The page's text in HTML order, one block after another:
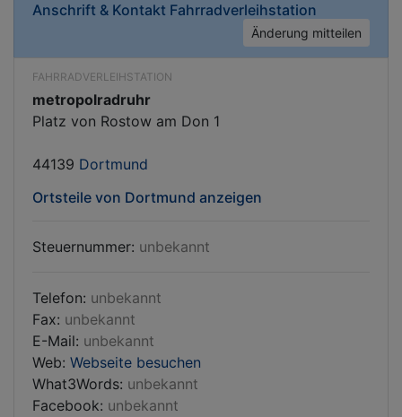
Anschrift & Kontakt Fahrradverleihstation
Änderung mitteilen
FAHRRADVERLEIHSTATION
metropolradruhr
Platz von Rostow am Don 1
44139 Dortmund
Ortsteile von Dortmund anzeigen
Steuernummer: unbekannt
Telefon: unbekannt
Fax: unbekannt
E-Mail: unbekannt
Web: Webseite besuchen
What3Words: unbekannt
Facebook: unbekannt